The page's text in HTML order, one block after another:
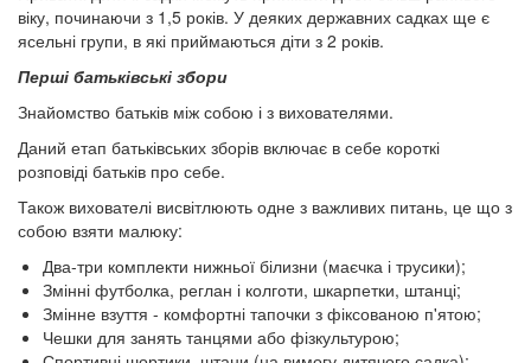
віку, починаючи з 1,5 років. У деяких державних садках ще є
ясельні групи, в які приймаються діти з 2 років.
Перші батьківські збори
Знайомство батьків між собою і з вихователями.
Даний етап батьківських зборів включає в себе короткі
розповіді батьків про себе.
Також вихователі висвітлюють одне з важливих питань, це що з
собою взяти малюку:
Два-три комплекти нижньої білизни (маєчка і трусики);
Змінні футболка, реглан і колготи, шкарпетки, штанці;
Змінне взуття - комфортні тапочки з фіксованою п'ятою;
Чешки для занять танцями або фізкультурою;